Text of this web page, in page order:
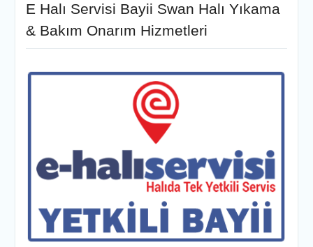
E Halı Servisi Bayii Swan Halı Yıkama
& Bakım Onarım Hizmetleri